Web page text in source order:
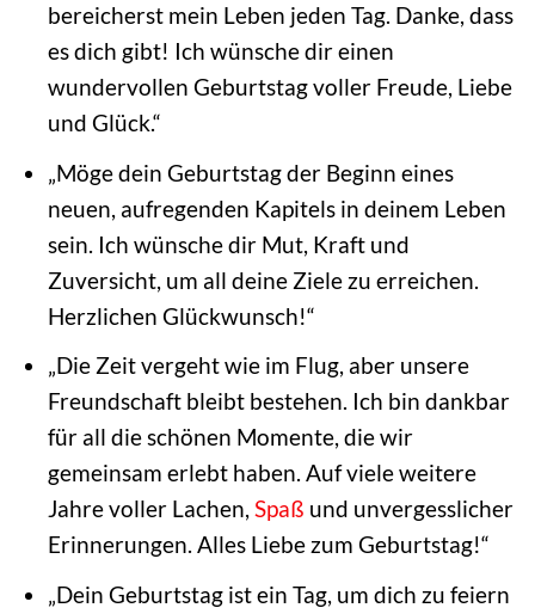
bereicherst mein Leben jeden Tag. Danke, dass
es dich gibt! Ich wünsche dir einen
wundervollen Geburtstag voller Freude, Liebe
und Glück.“
„Möge dein Geburtstag der Beginn eines
neuen, aufregenden Kapitels in deinem Leben
sein. Ich wünsche dir Mut, Kraft und
Zuversicht, um all deine Ziele zu erreichen.
Herzlichen Glückwunsch!“
„Die Zeit vergeht wie im Flug, aber unsere
Freundschaft bleibt bestehen. Ich bin dankbar
für all die schönen Momente, die wir
gemeinsam erlebt haben. Auf viele weitere
Jahre voller Lachen, Spaß und unvergesslicher
Erinnerungen. Alles Liebe zum Geburtstag!“
„Dein Geburtstag ist ein Tag, um dich zu feiern